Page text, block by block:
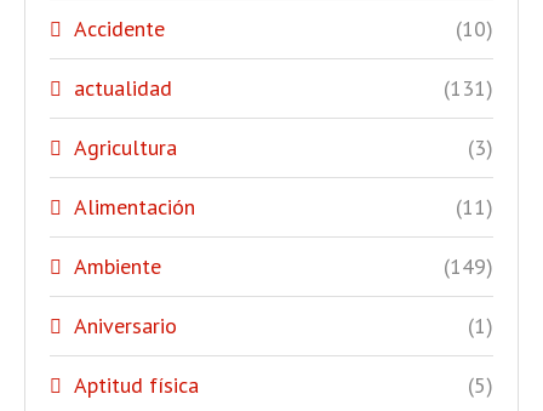
Accidente (10)
actualidad (131)
Agricultura (3)
Alimentación (11)
Ambiente (149)
Aniversario (1)
Aptitud física (5)